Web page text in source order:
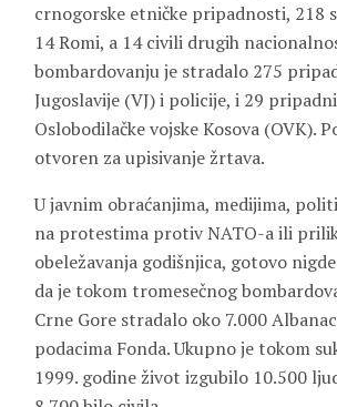
crnogorske etničke pripadnosti, 218
14 Romi, a 14 civili drugih
bombardovanju je stradalo 275
Jugoslavije (VJ) i policije, i 29
Oslobodilačke vojske Kosova (OVK).
otvoren za upisivanje žrtava.
U javnim obraćanjima, medijima,
na protestima protiv NATO-a ili
obeležavanja godišnjica, gotovo
da je tokom tromesečnog
Crne Gore stradalo oko 7.000
podacima Fonda. Ukupno je tokom
1999. godine život izgubilo 10.500